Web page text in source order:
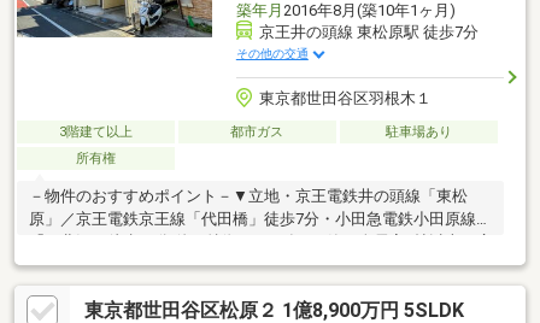
築年月 2016年8月(築10年1ヶ月)
京王井の頭線 東松原駅 徒歩7分
その他の交通
東京都世田谷区羽根木１
3階建て以上 都市ガス
駐車場あり
所有権
－物件のおすすめポイント－▼立地・京王電鉄井の頭線「東松
原」／京王電鉄京王線「代田橋」徒歩7分・小田急電鉄小田原線
さ・収納を確保・LDを見渡せる対面式キッチン・洋室2室の上部
に小屋裏収納を設置・1階・3階にトイレ有・前面道路は北側幅員
約6mの公道、車の出し入れが比較的スムーズ▼周辺環境・世田谷
東京都世田谷区松原２ 1億8,900万円 5SLDK